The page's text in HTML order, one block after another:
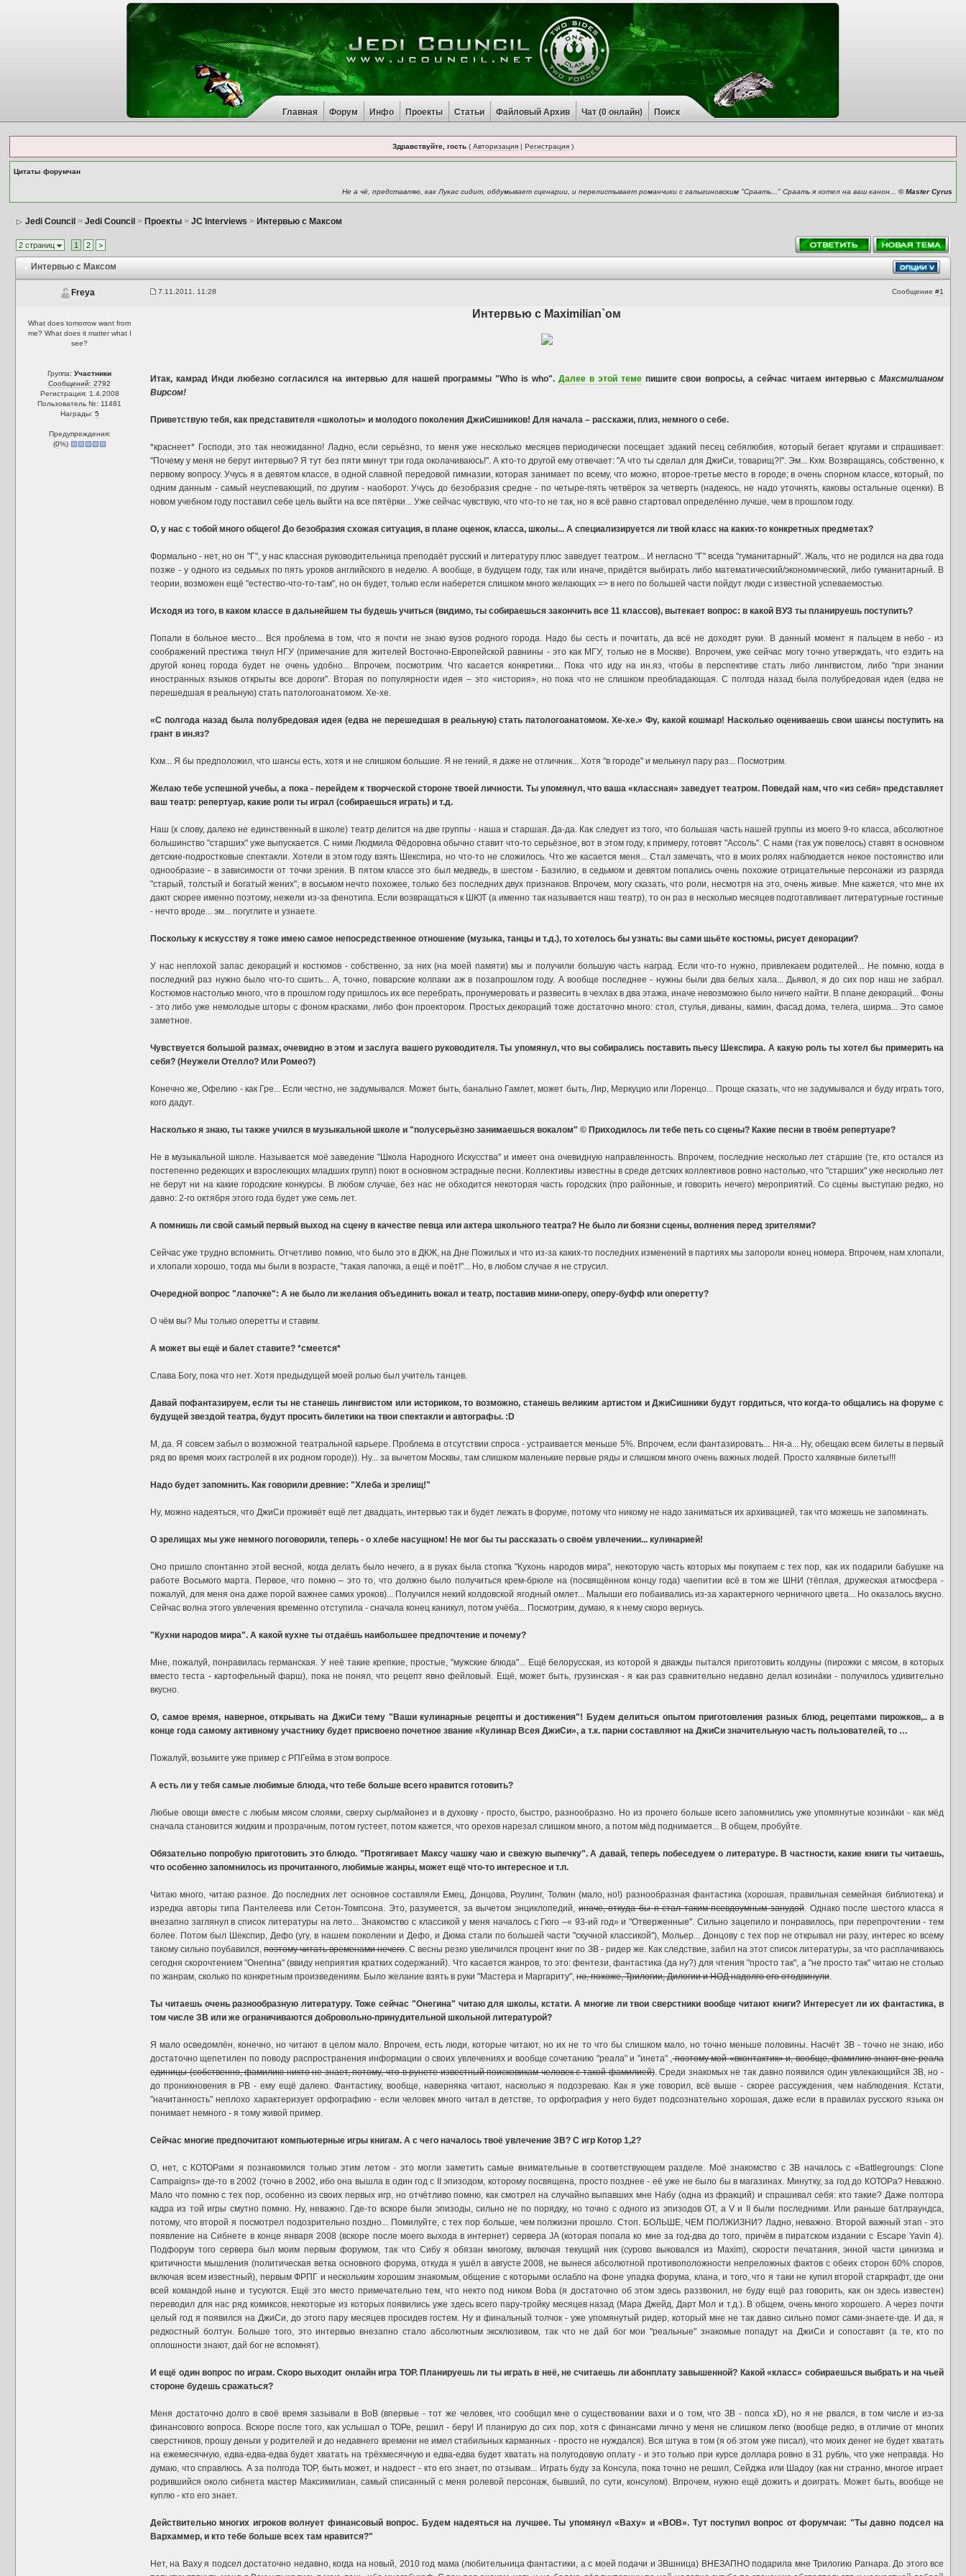
Главная Форум Инфо Проекты Статьи Файловый Архив Чат (0онлайн) Поиск
Здравствуйте, гость( Авторизация| Регистрация)
Цитаты форумчан
Не а чё, представляю, как Лукас сидит, обдумывает сценарии, и перелистывает романчики с галыгиновским "Сраать..." Сраать я хотел на ваш канон... © Master Cyrus
Jedi Council > Jedi Council > Проекты> JC Interviews > Интервью с Максом
2 страниц 1 2 >
Интервью с Максом
Freya 7.11.2011, 11:28 Сообщение #1
What does tomorrow want from
me? What does it matter what I
see?
Группа:Участники
Сообщений: 2792
Регистрация: 1.4.2008
Пользователь №: 11481
Награды: 5
Предупреждения:
(0%)
Интервью с Maximilian`ом
Итак, камрад Инди любезно согласился на интервью для нашей программы "Who is who".Далее в этой теме пишите свои вопросы, а сейчас читаем интервью сМаксмилианом
Вирсом!
Приветствую тебя, как представителя «школоты» и молодого поколения ДжиСишников! Для начала – расскажи, плиз, немного о себе.
*краснеет* Господи, это так неожиданно! Ладно, если серьёзно, то меня уже несколько месяцев периодически посещает эдакий песец себялюбия, который бегает кругами и спрашивает:
"Почему у меня не берут интервью? Я тут без пяти минут три года околачиваюсь!". А кто-то другой ему отвечает: "А что ты сделал для ДжиСи, товарищ?!". Эм... Кхм. Возвращаясь, собственно, к
первому вопросу. Учусь я в девятом классе, в одной славной передовой гимназии, которая занимает по всему, что можно, второе-третье место в городе; в очень спорном классе, который, по
одним данным - самый неуспевающий, по другим - наоборот. Учусь до безобразия средне - по четыре-пять четвёрок за четверть (надеюсь, не надо уточнять, каковы остальные оценки). В
новом учебном году поставил себе цель выйти на все пятёрки... Уже сейчас чувствую, что что-то не так, но я всё равно стартовал определённо лучше, чем в прошлом году.
О, у нас с тобой много общего! До безобразия схожая ситуация, в плане оценок, класса, школы... А специализируется ли твой класс на каких-то конкретных предметах?
Формально - нет, но он "Г", у нас классная руководительница преподаёт русский и литературу плюс заведует театром... И негласно "Г" всегда "гуманитарный". Жаль, что не родился на два года
позже - у одного из седьмых по пять уроков английского в неделю. А вообще, в будущем году, так или иначе, придётся выбирать либо математический/экономический, либо гуманитарный. В
теории, возможен ещё "естество-что-то-там", но он будет, только если наберется слишком много желающих => в него по большей части пойдут люди с известной успеваемостью.
Исходя из того, в каком классе в дальнейшем ты будешь учиться (видимо, ты собираешься закончить все 11 классов), вытекает вопрос: в какой ВУЗ ты планируешь поступить?
Попали в больное место... Вся проблема в том, что я почти не знаю вузов родного города. Надо бы сесть и почитать, да всё не доходят руки. В данный момент я пальцем в небо - из
соображений престижа ткнул НГУ (примечание для жителей Восточно-Европейской равнины - это как МГУ, только не в Москве). Впрочем, уже сейчас могу точно утверждать, что ездить на
другой конец города будет не очень удобно... Впрочем, посмотрим. Что касается конкретики... Пока что иду на ин.яз, чтобы в перспективе стать либо лингвистом, либо "при знании
иностранных языков открыты все дороги". Вторая по популярности идея – это «история», но пока что не слишком преобладающая. С полгода назад была полубредовая идея (едва не
перешедшая в реальную) стать патологоанатомом. Хе-хе.
«С полгода назад была полубредовая идея (едва не перешедшая в реальную) стать патологоанатомом. Хе-хе.» Фу, какой кошмар! Насколько оцениваешь свои шансы поступить на
грант в ин.яз?
Кхм... Я бы предположил, что шансы есть, хотя и не слишком большие. Я не гений, я даже не отличник... Хотя "в городе" и мелькнул пару раз... Посмотрим.
Желаю тебе успешной учебы, а пока - перейдем к творческой стороне твоей личности. Ты упомянул, что ваша «классная» заведует театром. Поведай нам, что «из себя» представляет
ваш театр: репертуар, какие роли ты играл (собираешься играть) и т.д.
Наш (к слову, далеко не единственный в школе) театр делится на две группы - наша и старшая. Да-да. Как следует из того, что большая часть нашей группы из моего 9-го класса, абсолютное
большинство "старших" уже выпускается. С ними Людмила Фёдоровна обычно ставит что-то серьёзное, вот в этом году, к примеру, готовят "Ассоль". С нами (так уж повелось) ставят в основном
детские-подростковые спектакли. Хотели в этом году взять Шекспира, но что-то не сложилось. Что же касается меня... Стал замечать, что в моих ролях наблюдается некое постоянство или
однообразие - в зависимости от точки зрения. В пятом классе это был медведь, в шестом - Базилио, в седьмом и девятом попались очень похожие отрицательные персонажи из разряда
"старый, толстый и богатый жених", в восьмом нечто похожее, только без последних двух признаков. Впрочем, могу сказать, что роли, несмотря на это, очень живые. Мне кажется, что мне их
дают скорее именно поэтому, нежели из-за фенотипа. Если возвращаться к ШЮТ (а именно так называется наш театр), то он раз в несколько месяцев подготавливает литературные гостиные
- нечто вроде... эм... погуглите и узнаете.
Поскольку к искусству я тоже имею самое непосредственное отношение (музыка, танцы и т.д.), то хотелось бы узнать: вы сами шьёте костюмы, рисует декорации?
У нас неплохой запас декораций и костюмов - собственно, за них (на моей памяти) мы и получили большую часть наград. Если что-то нужно, привлекаем родителей... Не помню, когда в
последний раз нужно было что-то сшить... А, точно, поварские колпаки аж в позапрошлом году. А вообще последнее - нужны были два белых хала... Дьявол, я до сих пор наш не забрал.
Костюмов настолько много, что в прошлом году пришлось их все перебрать, пронумеровать и развесить в чехлах в два этажа, иначе невозможно было ничего найти. В плане декораций... Фоны
- это либо уже немолодые шторы с фоном красками, либо фон проектором. Простых декораций тоже достаточно много: стол, стулья, диваны, камин, фасад дома, телега, ширма... Это самое
заметное.
Чувствуется большой размах, очевидно в этом и заслуга вашего руководителя. Ты упомянул, что вы собирались поставить пьесу Шекспира. А какую роль ты хотел бы примерить на
себя? (Неужели Отелло? Или Ромео?)
Конечно же, Офелию - как Гре... Если честно, не задумывался. Может быть, банально Гамлет, может быть, Лир, Меркуцио или Лоренцо... Проще сказать, что не задумывался и буду играть того,
кого дадут.
Насколько я знаю, ты также учился в музыкальной школе и "полусерьёзно занимаешься вокалом" © Приходилось ли тебе петь со сцены? Какие песни в твоём репертуаре?
Не в музыкальной школе. Называется моё заведение "Школа Народного Искусства" и имеет она очевидную направленность. Впрочем, последние несколько лет старшие (те, кто остался из
постепенно редеющих и взрослеющих младших групп) поют в основном эстрадные песни. Коллективы известны в среде детских коллективов ровно настолько, что "старших" уже несколько лет
не берут ни на какие городские конкурсы. В любом случае, без нас не обходится некоторая часть городских (про районные, и говорить нечего) мероприятий. Со сцены выступаю редко, но
давно: 2-го октября этого года будет уже семь лет.
А помнишь ли свой самый первый выход на сцену в качестве певца или актера школьного театра? Не было ли боязни сцены, волнения перед зрителями?
Сейчас уже трудно вспомнить. Отчетливо помню, что было это в ДКЖ, на Дне Пожилых и что из-за каких-то последних изменений в партиях мы запороли конец номера. Впрочем, нам хлопали,
и хлопали хорошо, тогда мы были в возрасте, "такая лапочка, а ещё и поёт!"... Но, в любом случае я не струсил.
Очередной вопрос "лапочке": А не было ли желания объединить вокал и театр, поставив мини-оперу, оперу-буфф или оперетту?
О чём вы? Мы только оперетты и ставим.
А может вы ещё и балет ставите? *смеется*
Слава Богу, пока что нет. Хотя предыдущей моей ролью был учитель танцев.
Давай пофантазируем, если ты не станешь лингвистом или историком, то возможно, станешь великим артистом и ДжиСишники будут гордиться, что когда-то общались на форуме с
будущей звездой театра, будут просить билетики на твои спектакли и автографы. :D
М, да. Я совсем забыл о возможной театральной карьере. Проблема в отсутствии спроса - устраивается меньше 5%. Впрочем, если фантазировать... Ня-а... Ну, обещаю всем билеты в первый
ряд во время моих гастролей в их родном городе)). Ну... за вычетом Москвы, там слишком маленькие первые ряды и слишком много очень важных людей. Просто халявные билеты!!!
Надо будет запомнить. Как говорили древние: "Хлеба и зрелищ!"
Ну, можно надеяться, что ДжиСи проживёт ещё лет двадцать, интервью так и будет лежать в форуме, потому что никому не надо заниматься их архивацией, так что можешь не запоминать.
О зрелищах мы уже немного поговорили, теперь - о хлебе насущном! Не мог бы ты рассказать о своём увлечении... кулинарией!
Оно пришло спонтанно этой весной, когда делать было нечего, а в руках была стопка "Кухонь народов мира", некоторую часть которых мы покупаем с тех пор, как их подарили бабушке на
работе Восьмого марта. Первое, что помню – это то, что должно было получиться крем-брюле на (посвящённом концу года) чаепитии всё в том же ШНИ (тёплая, дружеская атмосфера -
пожалуй, для меня она даже порой важнее самих уроков)... Получился некий колдовской ягодный омлет... Малыши его побаивались из-за характерного черничного цвета... Но оказалось вкусно.
Сейчас волна этого увлечения временно отступила - сначала конец каникул, потом учёба... Посмотрим, думаю, я к нему скоро вернусь.
"Кухни народов мира". А какой кухне ты отдаёшь наибольшее предпочтение и почему?
Мне, пожалуй, понравилась германская. У неё такие крепкие, простые, "мужские блюда"... Ещё белорусская, из которой я дважды пытался приготовить колдуны (пирожки с мясом, в которых
вместо теста - картофельный фарш), пока не понял, что рецепт явно фейловый. Ещё, может быть, грузинская - я как раз сравнительно недавно делал козина́ки - получилось удивительно
вкусно.
О, самое время, наверное, открывать на ДжиСи тему "Ваши кулинарные рецепты и достижения"! Будем делиться опытом приготовления разных блюд, рецептами пирожков,.. а в
конце года самому активному участнику будет присвоено почетное звание «Кулинар Всея ДжиСи», а т.к. парни составляют на ДжиСи значительную часть пользователей, то …
Пожалуй, возьмите уже пример с РПГейма в этом вопросе.
А есть ли у тебя самые любимые блюда, что тебе больше всего нравится готовить?
Любые овощи вместе с любым мясом слоями, сверху сыр/майонез и в духовку - просто, быстро, разнообразно. Но из прочего больше всего запомнились уже упомянутые козина́ки - как мёд
сначала становится жидким и прозрачным, потом густеет, потом кажется, что орехов нарезал слишком много, а потом мёд поднимается... В общем, пробуйте.
Обязательно попробую приготовить это блюдо. "Протягивает Максу чашку чаю и свежую выпечку". А давай, теперь побеседуем о литературе. В частности, какие книги ты читаешь,
что особенно запомнилось из прочитанного, любимые жанры, может ещё что-то интересное и т.п.
Читаю много, читаю разное. До последних лет основное составляли Емец, Донцова, Роулинг, Толкин (мало, но!) разнообразная фантастика (хорошая, правильная семейная библиотека) и
изредка авторы типа Пантелеева или Сетон-Томпсона. Это, разумеется, за вычетом энциклопедий,иначе, откуда бы я стал таким псевдоумным занудой. Однако после шестого класса я
внезапно заглянул в список литературы на лето... Знакомство с классикой у меня началось с Гюго –« 93-ий год» и "Отверженные". Сильно зацепило и понравилось, при перепрочтении - тем
более. Потом был Шекспир, Дефо (угу, в нашем поколении и Дефо, и Дюма стали по большей части "скучной классикой"), Мольер... Донцову с тех пор не открывал ни разу, интерес ко всему
такому сильно поубавился,поэтому читать временами нечего. С весны резко увеличился процент книг по ЗВ - ридер же. Как следствие, забил на этот список литературы, за что расплачиваюсь
сегодня скорочтением "Онегина" (ввиду неприятия кратких содержаний). Что касается жанров, то это: фентези, фантастика (да ну?) для чтения "просто так", а "не просто так" читаю не столько
по жанрам, сколько по конкретным произведениям. Было желание взять в руки "Мастера и Маргариту", но, похоже, Трилогии, Дилогии и НОД надолго его отодвинули.
Ты читаешь очень разнообразную литературу. Тоже сейчас "Онегина" читаю для школы, кстати. А многие ли твои сверстники вообще читают книги? Интересует ли их фантастика, в
том числе ЗВ или же ограничиваются добровольно-принудительной школьной литературой?
Я мало осведомлён, конечно, но читают в целом мало. Впрочем, есть люди, которые читают, но их не то что бы слишком мало, но точно меньше половины. Насчёт ЗВ - точно не знаю, ибо
достаточно щепетилен по поводу распространения информации о своих увлечениях и вообще сочетанию "реала" и "инета" ,поэтому мой «вконтактик» и, вообще, фамилию знают вне реала
единицы (собственно, фамилию никто не знает, потому, что в рунете известный поисковикам человек с такой фамилией). Среди знакомых не так давно появился один увлекающийся ЗВ, но -
до проникновения в РВ - ему ещё далеко. Фантастику, вообще, наверняка читают, насколько я подозреваю. Как я уже говорил, всё выше - скорее рассуждения, чем наблюдения. Кстати,
"начитанность" неплохо характеризует орфографию - если человек много читал в детстве, то орфография у него будет подсознательно хорошая, даже если в правилах русского языка он
понимает немного - я тому живой пример.
Сейчас многие предпочитают компьютерные игры книгам. А с чего началось твоё увлечение ЗВ? С игр Котор 1,2?
О, нет, с КОТОРами я познакомился только этим летом - это могли заметить самые внимательные в соответствующем разделе. Моё знакомство с ЗВ началось с «Battlegroungs: Clone
Campaigns» где-то в 2002 (точно в 2002, ибо она вышла в один год с II эпизодом, которому посвящена, просто позднее - её уже не было бы в магазинах. Минутку, за год до КОТОРа? Неважно.
Мало что помню с тех пор, особенно из своих первых игр, но отчётливо помню, как смотрел на случайно выпавших мне Набу (одна из фракций) и спрашивал себя: кто такие? Даже полтора
кадра из той игры смутно помню. Ну, неважно. Где-то вскоре были эпизоды, сильно не по порядку, но точно с одного из эпизодов ОТ, а V и II были последними. Или раньше батлраундса,
потому, что второй я посмотрел подозрительно поздно... Помилуйте, с тех пор больше, чем полжизни прошло. Стоп. БОЛЬШЕ, ЧЕМ ПОЛЖИЗНИ? Ладно, неважно. Второй важный этап - это
появление на Сибнете в конце января 2008 (вскоре после моего выхода в интернет) сервера JA (которая попала ко мне за год-два до того, причём в пиратском издании с Escape Yavin 4).
Подфорум того сервера был моим первым форумом, так что Сибу я обязан многому, включая текущий ник (сурово выковался из Maxim), скорости печатания, энной части цинизма и
критичности мышления (политическая ветка основного форума, откуда я ушёл в августе 2008, не вынеся абсолютной противоположности непреложных фактов с обеих сторон 60% споров,
включая всем известный), первым ФРПГ и нескольким хорошим знакомым, общение с которыми ослабло на фоне упадка форума, клана, и того, что я таки не купил второй старкрафт, где они
всей командой ныне и тусуются. Ещё это место примечательно тем, что некто под ником Boba (я достаточно об этом здесь раззвонил, не буду ещё раз говорить, как он здесь известен)
переводил для нас ряд комиксов, некоторые из которых появились уже здесь всего пару-тройку месяцев назад (Мара Джейд, Дарт Мол и т.д.). В общем, очень много хорошего. А через почти
целый год я появился на ДжиСи, до этого пару месяцев просидев гостем. Ну и финальный толчок - уже упомянутый ридер, который мне не так давно сильно помог сами-знаете-где. И да, я
редкостный болтун. Больше того, это интервью внезапно стало абсолютным эксклюзивом, так что не дай бог мои "реальные" знакомые попадут на ДжиСи и сопоставят (а те, кто по
оплошности знают, дай бог не вспомнят).
И ещё один вопрос по играм. Скоро выходит онлайн игра ТОР. Планируешь ли ты играть в неё, не считаешь ли абонплату завышенной? Какой «класс» собираешься выбрать и на чьей
стороне будешь сражаться?
Меня достаточно долго в своё время зазывали в ВоВ (впервые - тот же человек, что сообщил мне о существовании вахи и о том, что ЗВ - попса xD), но я не рвался, в том числе и из-за
финансового вопроса. Вскоре после того, как услышал о ТОРе, решил - беру! И планирую до сих пор, хотя с финансами лично у меня не слишком легко (вообще редко, в отличие от многих
сверстников, прошу деньги у родителей и до недавнего времени не имел стабильных карманных - просто не нуждался). Вся штука в том (я об этом уже писал), что моих денег не будет хватать
на ежемесячную, едва-едва-едва будет хватать на трёхмесячную и едва-едва будет хватать на полугодовую оплату - и это только при курсе доллара ровно в 31 рубль, что уже неправда. Но
думаю, что справлюсь. А за полгода ТОР, быть может, и надоест - кто его знает, по отзывам... Играть буду за Консула, пока точно не решил, Сейджа или Шадоу (как ни странно, многое играет
родившийся около сибнета мастер Максимилиан, самый списанный с меня ролевой персонаж, бывший, по сути, консулом). Впрочем, нужно ещё дожить и доиграть. Может быть, вообще не
куплю - кто его знает.
Действительно многих игроков волнует финансовый вопрос. Будем надеяться на лучшее. Ты упомянул «Ваху» и «ВОВ». Тут поступил вопрос от форумчан: "Ты давно подсел на
Вархаммер, и кто тебе больше всех там нравится?"
Нет, на Ваху я подсел достаточно недавно, когда на новый, 2010 год мама (любительница фантастики, а с моей подачи и ЗВшница) ВНЕЗАПНО подарила мне Трилогию Рагнара. До этого все